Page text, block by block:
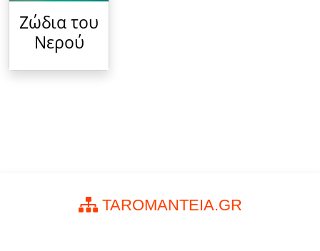
Ζώδια του
Νερού
TAROMANTEIA.GR